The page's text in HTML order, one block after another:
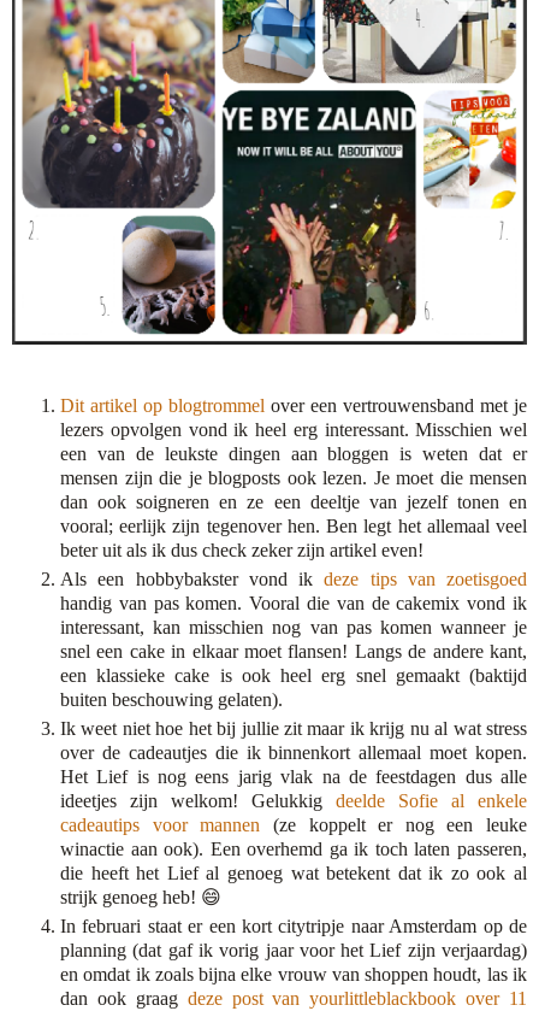
Dit artikel op blogtrommel over een vertrouwensband met je
lezers opvolgen vond ik heel erg interessant. Misschien wel
een van de leukste dingen aan bloggen is weten dat er
mensen zijn die je blogposts ook lezen. Je moet die mensen
dan ook soigneren en ze een deeltje van jezelf tonen en
vooral; eerlijk zijn tegenover hen. Ben legt het allemaal veel
beter uit als ik dus check zeker zijn artikel even!
Als een hobbybakster vond ikdeze tips van zoetisgoed
handig van pas komen. Vooral die van de cakemix vond ik
interessant, kan misschien nog van pas komen wanneer je
snel een cake in elkaar moet flansen! Langs de andere kant,
een klassieke cake is ook heel erg snel gemaakt (baktijd
buiten beschouwing gelaten).
Ik weet niet hoe het bij jullie zit maar ik krijg nu al wat stress
over de cadeautjes die ik binnenkort allemaal moet kopen.
Het Lief is nog eens jarig vlak na de feestdagen dus alle
ideetjes zijn welkom! Gelukkig deelde Sofie al enkele
cadeautips voor mannen (ze koppelt er nog een leuke
winactie aan ook). Een overhemd ga ik toch laten passeren,
die heeft het Lief al genoeg wat betekent dat ik zo ook al
strijk genoeg heb! 😄
In februari staat er een kort citytripje naar Amsterdam op de
planning (dat gaf ik vorig jaar voor het Lief zijn verjaardag)
en omdat ik zoals bijna elke vrouw van shoppen houdt, las ik
dan ook graag deze post van yourlittleblackbook over 11